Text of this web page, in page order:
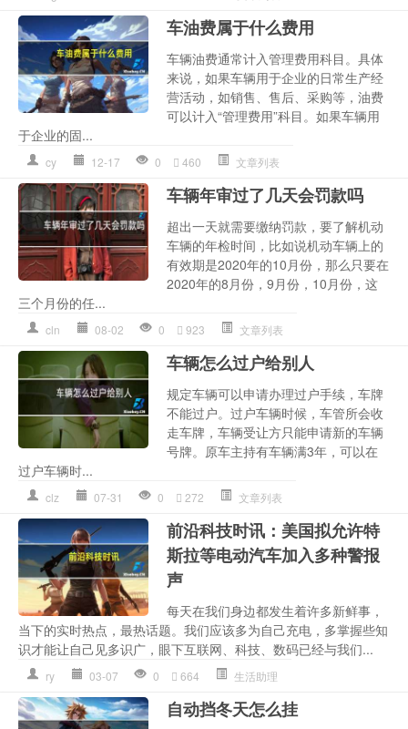
车油费属于什么费用
车辆油费通常计入管理费用科目。具体
来说，如果车辆用于企业的日常生产经
营活动，如销售、售后、采购等，油费
可以计入“管理费用”科目。如果车辆用
于企业的固...
cy 12-17 0 460 文章列表
车辆年审过了几天会罚款吗
超出一天就需要缴纳罚款，要了解机动
车辆的年检时间，比如说机动车辆上的
有效期是2020年的10月份，那么只要在
2020年的8月份，9月份，10月份，这
三个月份的任...
cln 08-02 0 923 文章列表
车辆怎么过户给别人
规定车辆可以申请办理过户手续，车牌
不能过户。过户车辆时候，车管所会收
走车牌，车辆受让方只能申请新的车辆
号牌。原车主持有车辆满3年，可以在
过户车辆时...
clz 07-31 0 272 文章列表
前沿科技时讯：美国拟允许特
斯拉等电动汽车加入多种警报
声
每天在我们身边都发生着许多新鲜事，
当下的实时热点，最热话题。我们应该多为自己充电，多掌握些知
识才能让自己见多识广，眼下互联网、科技、数码已经与我们...
ry 03-07 0 664 生活助理
自动挡冬天怎么挂